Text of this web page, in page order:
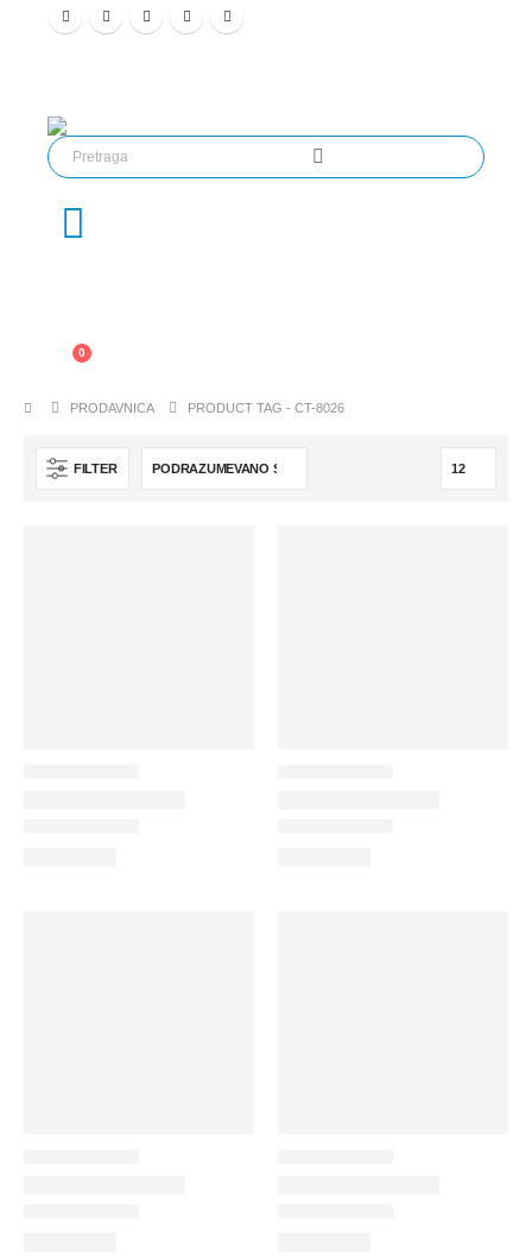
0
PRODAVNICA PRODUCT TAG -CT-8026
FILTER